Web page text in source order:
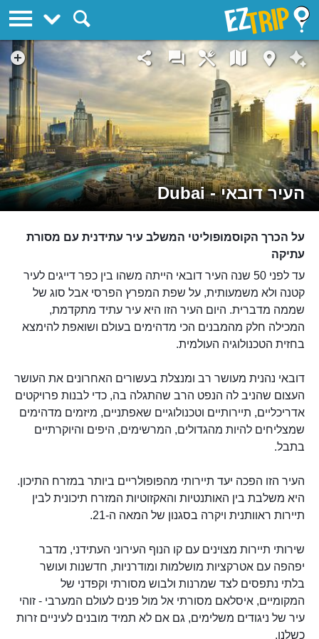
העיר דובאי - Dubai
על הכרך הקוסמופוליטי המשלב עיר עתידנית עם מסורת
עתיקה
עד לפני 50 שנה העיר דובאי הייתה משהו בין כפר דייגים לעיר
קטנה ולא משמעותית, על שפת המפרץ הפרסי אבל סוג של
שממה מדברית. היום העיר הזו היא עיר עתיד מתקדמת,
המכילה חלק מהמבנים הכי מדהימים בעולם ושואפת להימצא
בחזית הטכנולוגיה העולמית.
דובאי נהנית מעושר רב ומנצלת בעשורים האחרונים את העושר
העצום שהניב לה הנפט הרב שהתגלה בה, כדי לבנות פרויקטים
אדריכליים, תיירותיים וטכנולוגיים שאפתניים, מיזמים מדהימים
שמצליחים להיות מהגדולים, המרשימים, היפים והיוקרתיים
בתבל.
העיר הזו הפכה יעד תיירותי מהפופולריים ביותר במזרח התיכון.
היא משלבת בין האותנטיות והאקזוטיות המזרח תיכונית לבין
תיירות ראוותנית ויקרה בסגנון של המאה ה-21.
שירותי תיירות מצוינים עם קו הנוף העירוני העתידני, מדבר
יפהפה עם אטרקציות מושלמות ומודרניות, חדשנות ועושר
בלתי נתפסים לצד שמרנות ולבוש מסורתי וקפדני של
המקומיים, איסלאם מסורתי אל מול פנים לעולם המערבי - זוהי
עיר של ניגודים משלימים, גם אם לא תמיד מובנים לעיניים זרות
כשלנו.
EZTrip